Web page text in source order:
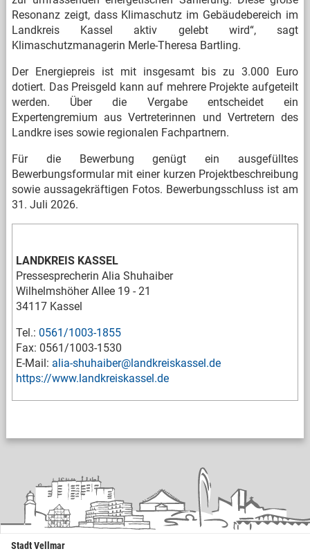
Resonanz zeigt, dass Klimaschutz im Gebäudebereich im
Landkreis Kassel aktiv gelebt wird“, sagt
Klimaschutzmanagerin Merle-Theresa Bartling.
Der Energiepreis ist mit insgesamt bis zu 3.000 Euro
dotiert. Das Preisgeld kann auf mehrere Projekte aufgeteilt
werden. Über die Vergabe entscheidet ein
Expertengremium aus Vertreterinnen und Vertretern des
Landkre ises sowie regionalen Fachpartnern.
Für die Bewerbung genügt ein ausgefülltes
Bewerbungsformular mit einer kurzen Projektbeschreibung
sowie aussagekräftigen Fotos. Bewerbungsschluss ist am
31. Juli 2026.
LANDKREIS KASSEL
Pressesprecherin Alia Shuhaiber
Wilhelmshöher Allee 19 - 21
34117 Kassel
Tel.: 0561/1003-1855
Fax: 0561/1003-1530
E-Mail: alia-shuhaiber@landkreiskassel.de
https://www.landkreiskassel.de
Stadt Vellmar